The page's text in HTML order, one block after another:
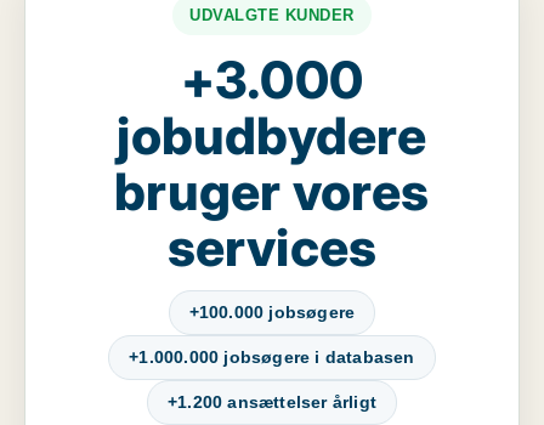
UDVALGTE KUNDER
+3.000
jobudbydere
bruger vores
services
+100.000 jobsøgere
+1.000.000 jobsøgere i databasen
+1.200 ansættelser årligt